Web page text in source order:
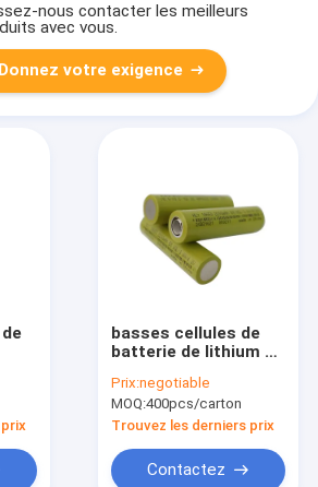
nous contacter les meilleurs
avec vous.
Donnez votre exigence
Li
basses cellules de
batterie de lithium de
rechargeables de la
décharge spontanée
2200mah 18650
Prix:negotiable
MOQ:400pcs/carton
Trouvez les derniers prix
Contactez